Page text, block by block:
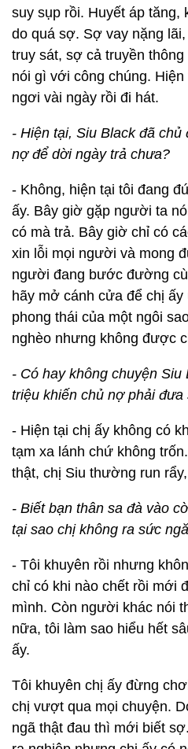
suy sụp rồi. Huyết áp tăng,
do quá sợ. Sợ vay nặng
truy sát, sợ cả truyền
nói gì với công chúng.
ngơi vài ngày rồi đi hát.
- Hiện tại, Siu Black đã
nợ để dời ngày trả chưa?
- Không, hiện tại tôi đang
ấy. Bây giờ gặp người ta
có mà trả. Bây giờ chỉ có
xin lỗi mọi người và mong
người đang bước đường
hãy mở cánh cửa để chị
phong thái của một ngôi
nghèo nhưng không được
- Có hay không chuyện
triệu khiến chủ nợ phải
- Hiện tại chị ấy không có
tạm xa lánh chứ không
thật, chị Siu thường run
- Biết bạn thân sa đà vào
tại sao chị không ra sức
- Tôi khuyên rồi nhưng
chỉ có khi nào chết rồi mới
mình. Còn người khác nói
nữa, tôi làm sao hiểu hết
ấy.
Tôi khuyên chị ấy đừng
chị vượt qua mọi chuyện.
ngã thật đau thì mới biết